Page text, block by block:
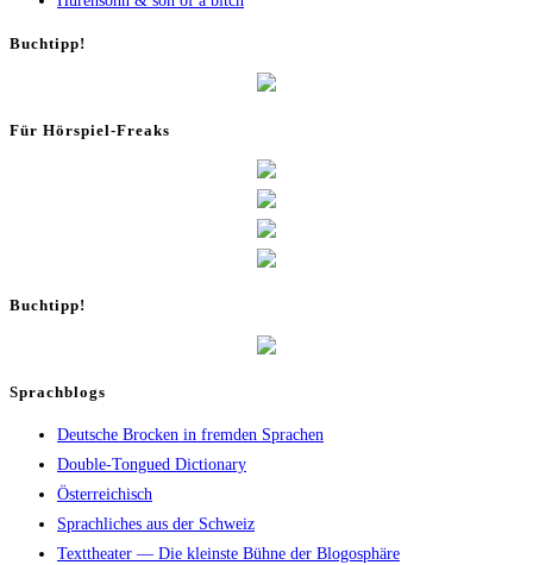
Buch­tipp!
Für Hör­spiel-Freaks
Buch­tipp!
Sprachblogs
Deutsche Brocken in fremden Sprachen
Double-Tongued Dictionary
Österreichisch
Sprachliches aus der Schweiz
Texttheater — Die kleinste Bühne der Blogosphäre